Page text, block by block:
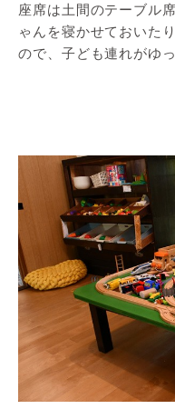
座席は土間のテーブル
ゃんを寝かせておいた
ので、子ども連れがゆ